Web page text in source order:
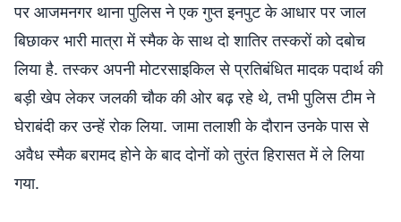
पर आजमनगर थाना पुलिस ने एक गुप्त इनपुट के आधार पर जाल
बिछाकर भारी मात्रा में स्मैक के साथ दो शातिर तस्करों को दबोच
लिया है. तस्कर अपनी मोटरसाइकिल से प्रतिबंधित मादक पदार्थ की
बड़ी खेप लेकर जलकी चौक की ओर बढ़ रहे थे, तभी पुलिस टीम ने
घेराबंदी कर उन्हें रोक लिया. जामा तलाशी के दौरान उनके पास से
अवैध स्मैक बरामद होने के बाद दोनों को तुरंत हिरासत में ले लिया
गया.